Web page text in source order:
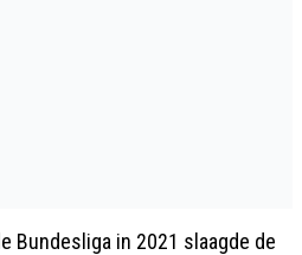
Bundesliga in 2021 slaagde de